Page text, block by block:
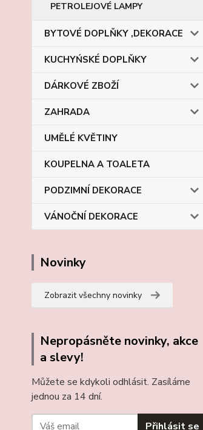
PETROLEJOVÉ LAMPY
BYTOVÉ DOPLŇKY ,DEKORACE
KUCHYŃSKÉ DOPLŇKY
DÁRKOVÉ ZBOŽÍ
ZAHRADA
UMĚLÉ KVĚTINY
KOUPELNA A TOALETA
PODZIMNÍ DEKORACE
VÁNOČNÍ DEKORACE
Novinky
Zobrazit všechny novinky
Nepropásněte novinky, akce
a slevy!
Můžete se kdykoli odhlásit. Zasíláme
jednou za 14 dní.
Přihlásit se